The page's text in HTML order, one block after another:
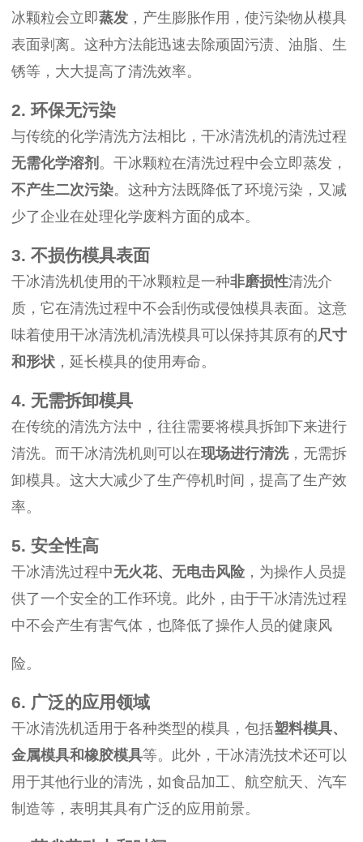
冰颗粒会立即蒸发 ，产生膨胀作用，使污染物从模具
表面剥离。这种方法能迅速去除顽固污渍、油脂、生
锈等，大大提高了清洗效率。
2. 环保无污染
与传统的化学清洗方法相比，干冰清洗机的清洗过程
无需化学溶剂 。干冰颗粒在清洗过程中会立即蒸发，
不产生二次污染。这种方法既降低了环境污染，又减
少了企业在处理化学废料方面的成本。
3. 不损伤模具表面
干冰清洗机使用的干冰颗粒是一种非磨损性清洗介
质，它在清洗过程中不会刮伤或侵蚀模具表面。这意
味着使用干冰清洗机清洗模具可以保持其原有的尺寸
和形状 ，延长模具的使用寿命。
4. 无需拆卸模具
在传统的清洗方法中，往往需要将模具拆卸下来进行
清洗。而干冰清洗机则可以在现场进行清洗，无需拆
卸模具。这大大减少了生产停机时间，提高了生产效
率。
5. 安全性高
干冰清洗过程中无火花、无电击风险，为操作人员提
供了一个安全的工作环境。此外，由于干冰清洗过程
中不会产生有害气体，也降低了操作人员的健康风
险。
6. 广泛的应用领域
干冰清洗机适用于各种类型的模具，包括塑料模具、
金属模具和橡胶模具等。此外，干冰清洗技术还可以
用于其他行业的清洗，如食品加工、航空航天、汽车
制造等，表明其具有广泛的应用前景。